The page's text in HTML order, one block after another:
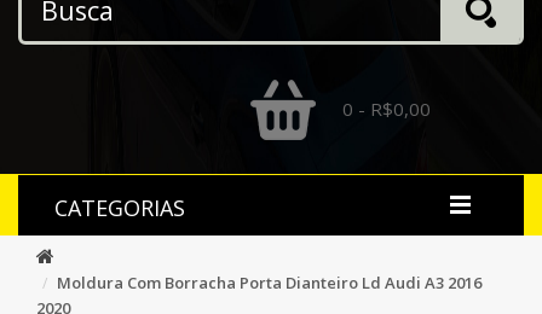
0 - R$0,00
CATEGORIAS
Moldura Com Borracha Porta Dianteiro Ld Audi A3 2016
2020